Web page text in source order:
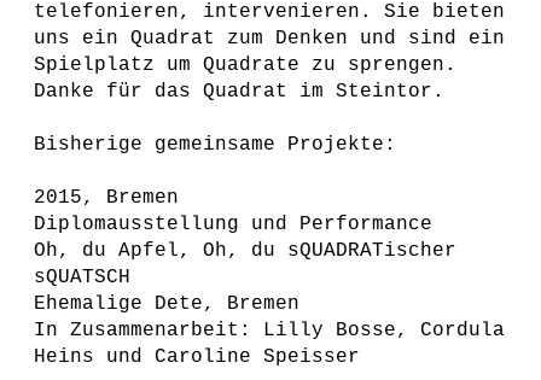
telefonieren, intervenieren. Sie bieten
uns ein Quadrat zum Denken und sind ein
Spielplatz um Quadrate zu sprengen.
Danke für das Quadrat im Steintor.
Bisherige gemeinsame Projekte:
2015, Bremen
Diplomausstellung und Performance
Oh, du Apfel, Oh, du sQUADRATischer
sQUATSCH
Ehemalige Dete, Bremen
In Zusammenarbeit: Lilly Bosse, Cordula
Heins und Caroline Speisser